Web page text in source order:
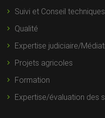
Suivi et Conseil techniques
Qualité
Expertise judiciaire/
Projets agricoles
Formation
Expertise/évaluation des